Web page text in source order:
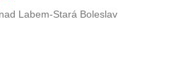
Labem-Stará Boleslav